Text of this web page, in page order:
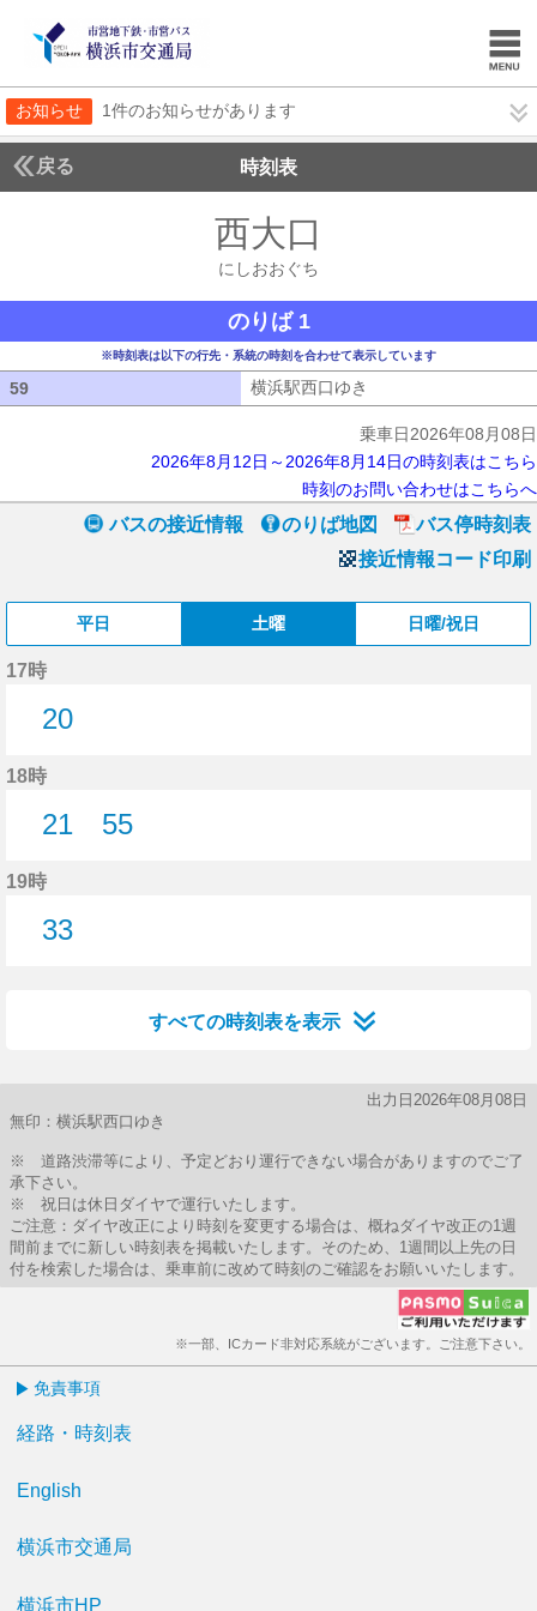
お知らせ 1件のお知らせがあります
戻る 時刻表
西大口
にしおおぐち
のりば 1
※時刻表は以下の行先・系統の時刻を合わせて表示しています
59 横浜駅西口ゆき
乗車日2026年08月08日
2026年8月12日～2026年8月14日の時刻表はこちら
時刻のお問い合わせはこちらへ
バスの接近情報 のりば地図
バス停時刻表
接近情報コード印刷
平日 土曜 日曜/祝日
17時
20
18時
21
55
19時
33
すべての時刻表を表示
出力日2026年08月08日
無印：横浜駅西口ゆき
※ 道路渋滞等により、予定どおり運行できない場合がありますのでご了
承下さい。
※ 祝日は休日ダイヤで運行いたします。
ご注意：ダイヤ改正により時刻を変更する場合は、概ねダイヤ改正の1週
間前までに新しい時刻表を掲載いたします。そのため、1週間以上先の日
付を検索した場合は、乗車前に改めて時刻のご確認をお願いいたします。
※一部、ICカード非対応系統がございます。ご注意下さい。
免責事項
経路・時刻表
English
横浜市交通局
横浜市HP